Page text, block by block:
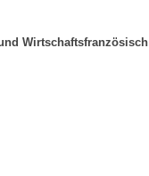
Wirtschaftsfranzösisch